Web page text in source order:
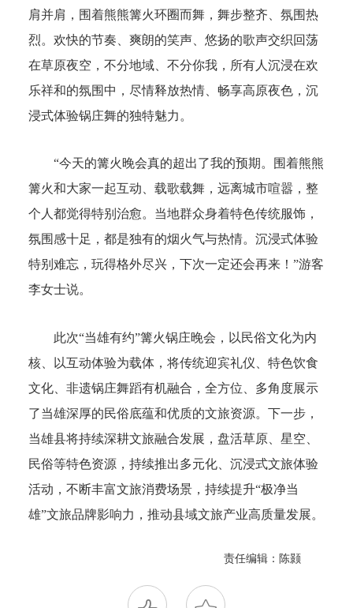
肩并肩，围着熊熊篝火环圈而舞，舞步整齐、氛围热
烈。欢快的节奏、爽朗的笑声、悠扬的歌声交织回荡
在草原夜空，不分地域、不分你我，所有人沉浸在欢
乐祥和的氛围中，尽情释放热情、畅享高原夜色，沉
浸式体验锅庄舞的独特魅力。
“今天的篝火晚会真的超出了我的预期。围着熊熊
篝火和大家一起互动、载歌载舞，远离城市喧嚣，整
个人都觉得特别治愈。当地群众身着特色传统服饰，
氛围感十足，都是独有的烟火气与热情。沉浸式体验
特别难忘，玩得格外尽兴，下次一定还会再来！”游客
李女士说。
此次“当雄有约”篝火锅庄晚会，以民俗文化为内
核、以互动体验为载体，将传统迎宾礼仪、特色饮食
文化、非遗锅庄舞蹈有机融合，全方位、多角度展示
了当雄深厚的民俗底蕴和优质的文旅资源。下一步，
当雄县将持续深耕文旅融合发展，盘活草原、星空、
民俗等特色资源，持续推出多元化、沉浸式文旅体验
活动，不断丰富文旅消费场景，持续提升“极净当
雄”文旅品牌影响力，推动县域文旅产业高质量发展。
责任编辑：陈颢